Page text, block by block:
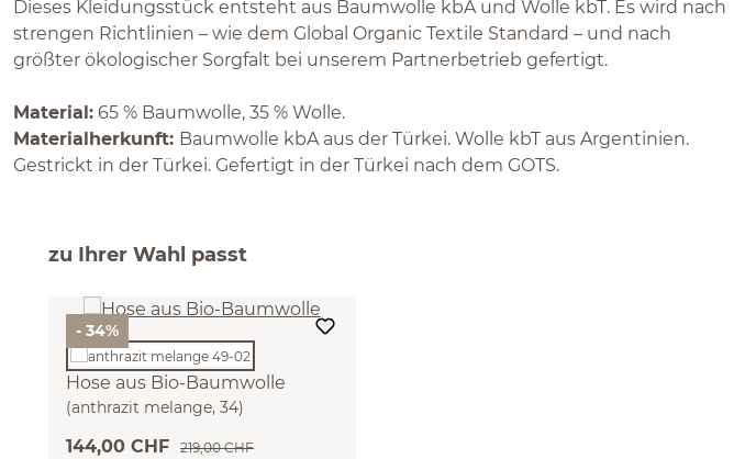
Dieses Kleidungsstück entsteht aus Baumwolle kbA und Wolle kbT. Es wird nach
strengen Richtlinien – wie dem Global Organic Textile Standard – und nach
größter ökologischer Sorgfalt bei unserem Partnerbetrieb gefertigt.
Material: 65 % Baumwolle, 35 % Wolle.
Materialherkunft: Baumwolle kbA aus der Türkei. Wolle kbT aus Argentinien.
Gestrickt in der Türkei. Gefertigt in der Türkei nach dem GOTS.
zu Ihrer Wahl passt
- 34%
Hose aus Bio-Baumwolle
(anthrazit melange, 34)
144,00 CHF 219,00 CHF